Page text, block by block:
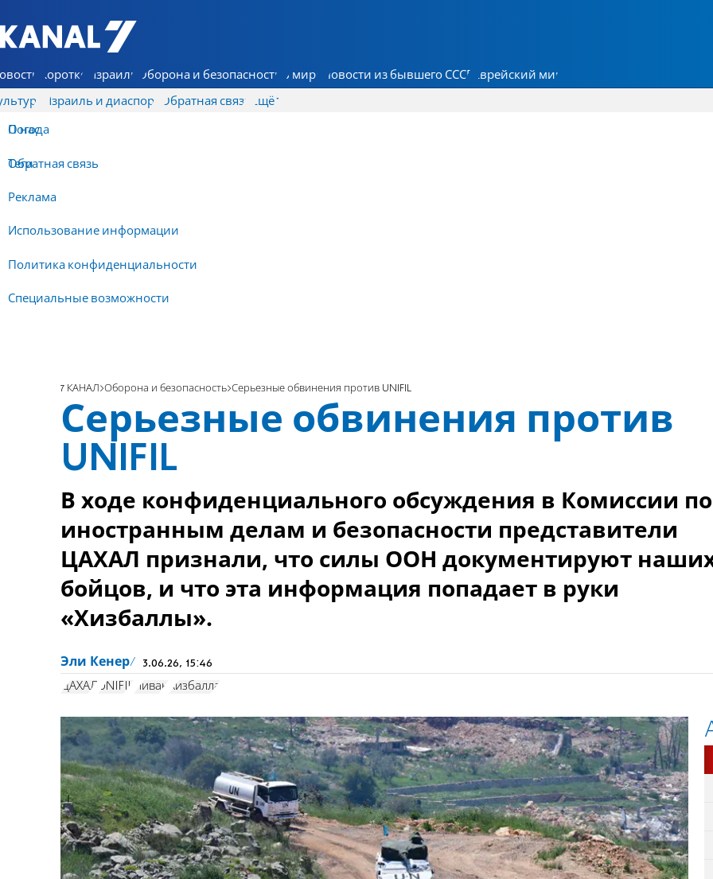
7 КАНАЛ - Аруц Шева
Коротко Израиль Оборона и безопасность В мире Новости из бывшего СССР Еврейский мир
Израиль и диаспора Обратная связь
О нас
Обратная связь
Реклама
Использование информации
Политика конфиденциальности
Специальные возможности
Ещё
Погода
Теги
7 КАНАЛ Оборона и безопасность Серьезные обвинения против UNIFIL
Серьезные обвинения против
UNIFIL
В ходе конфиденциального обсуждения в Комиссии по
иностранным делам и безопасности представители
ЦАХАЛ признали, что силы ООН документируют
бойцов, и что эта информация попадает в руки
«Хизбаллы».
Эли Кенер 3.06.26, 15:46
ЦАХАЛ UNIFIL Ливан Хизбалла